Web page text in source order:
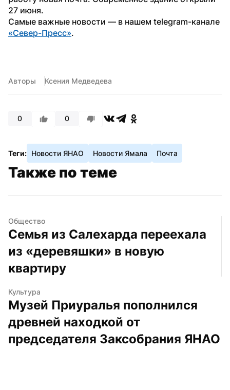
27 июня.
«Север-Пресс».
Авторы Ксения Медведева
0 0
Теги: Новости ЯНАО Новости Ямала Почта
Также по теме
Общество
Семья из Салехарда переехала
из «деревяшки» в новую
квартиру
Культура
Музей Приуралья пополнился
древней находкой от
председателя Заксобрания ЯНАО